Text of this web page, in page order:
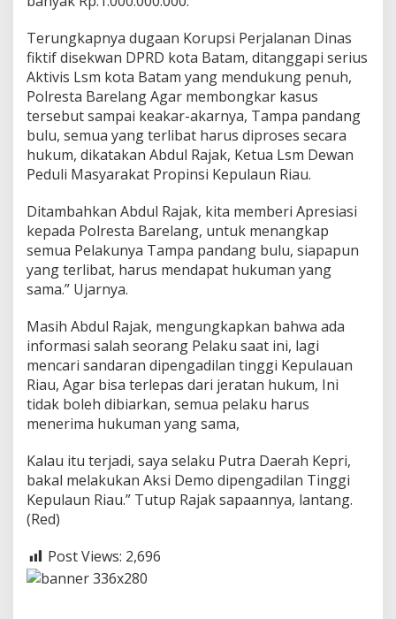
Terungkapnya dugaan Korupsi Perjalanan Dinas
fiktif disekwan DPRD kota Batam, ditanggapi serius
Aktivis Lsm kota Batam yang mendukung penuh,
Polresta Barelang Agar membongkar kasus
tersebut sampai keakar-akarnya, Tampa pandang
bulu, semua yang terlibat harus diproses secara
hukum, dikatakan Abdul Rajak, Ketua Lsm Dewan
Peduli Masyarakat Propinsi Kepulaun Riau.
Ditambahkan Abdul Rajak, kita memberi Apresiasi
kepada Polresta Barelang, untuk menangkap
semua Pelakunya Tampa pandang bulu, siapapun
yang terlibat, harus mendapat hukuman yang
sama.” Ujarnya.
Masih Abdul Rajak, mengungkapkan bahwa ada
informasi salah seorang Pelaku saat ini, lagi
mencari sandaran dipengadilan tinggi Kepulauan
Riau, Agar bisa terlepas dari jeratan hukum, Ini
tidak boleh dibiarkan, semua pelaku harus
menerima hukuman yang sama,
Kalau itu terjadi, saya selaku Putra Daerah Kepri,
bakal melakukan Aksi Demo dipengadilan Tinggi
Kepulaun Riau.” Tutup Rajak sapaannya, lantang.
(Red)
Post Views: 2,696